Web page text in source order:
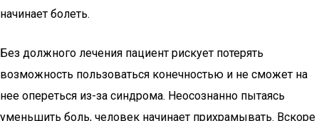
начинает болеть.
Без должного лечения пациент рискует потерять
возможность пользоваться конечностью и не сможет на
нее опереться из-за синдрома. Неосознанно пытаясь
уменьшить боль, человек начинает прихрамывать. Вскоре